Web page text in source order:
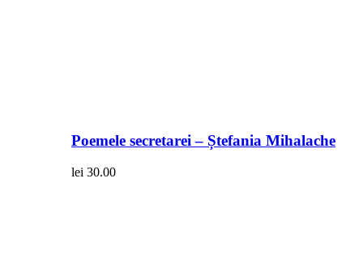
Poemele secretarei – Ștefania Mihalache
lei 30.00